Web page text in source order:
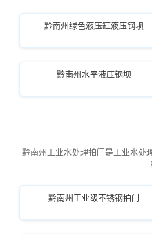
黔南州绿色液压缸液压钢坝
黔南州水平液压钢坝
黔南州工业水处理拍门是工业水处
黔南州工业级不锈钢拍门